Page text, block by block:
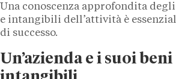
Una conoscenza approfondita
e intangibili dell’attività è
di successo.
Un’azienda e i suoi